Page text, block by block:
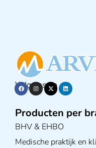
Volg ons op
Producten per
BHV & EHBO
Medische praktijk en